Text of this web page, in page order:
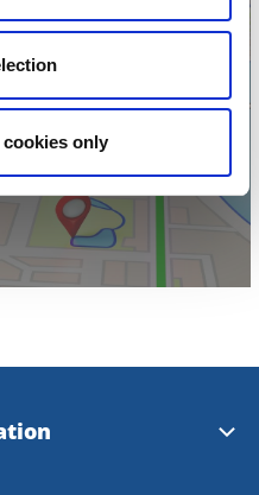
cookies only
att visa